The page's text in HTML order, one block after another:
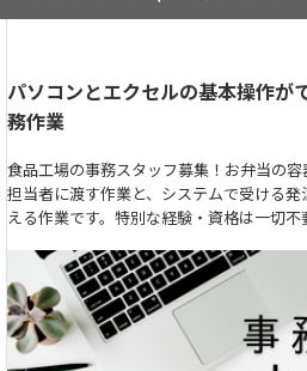
パソコンとエクセルの基本操作が
務作業
食品工場の事務スタッフ募集！お弁当の
担当者に渡す作業と、システムで受ける
える作業です。特別な経験・資格は一切不